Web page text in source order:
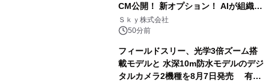
CM公開！ 新オプション！ AIが組織の
業務実態を分析し労務改善を支援。 藤
原竜也メイキング動画公開 「もしAIが
自分を分析したら、すぐ休めと言われ
る自信がある」「昨年の夏はカブトム
シを捕まえたり、虫と戦ったり…」
Ｓｋｙ株式会社
50分前
フィールドスリー、光学3倍ズーム搭
載モデルと 水深10m防水モデルのデジ
タルカメラ2機種を8月7日発売 有効